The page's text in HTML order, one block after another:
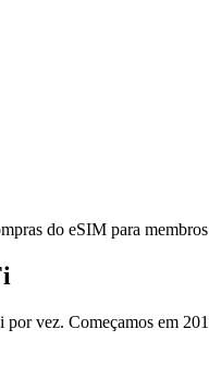
do eSIM para
vez. Começamos em